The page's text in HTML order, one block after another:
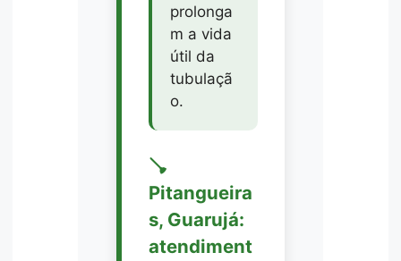
prolonga
m a vida
útil da
tubulaçã
o.
🪠
Pitangueira
s, Guarujá:
atendiment